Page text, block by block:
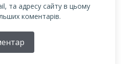
та адресу сайту в цьому
коментарів.